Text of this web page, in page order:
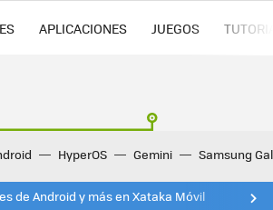
APLICACIONES JUEGOS
HyperOS Gemini Samsung
de Android y más en Xataka Móvil